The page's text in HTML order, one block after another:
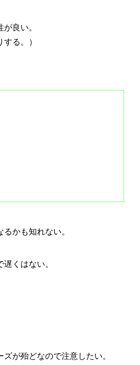
が良い。
る。）
かも知れない。
くはない。
が殆どなので注意したい。